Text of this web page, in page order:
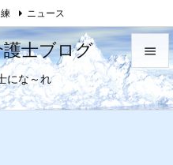
士ブログ
にな～れ


メニュ
ニュース